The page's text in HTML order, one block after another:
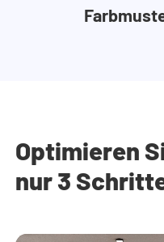
Optimieren
nur 3